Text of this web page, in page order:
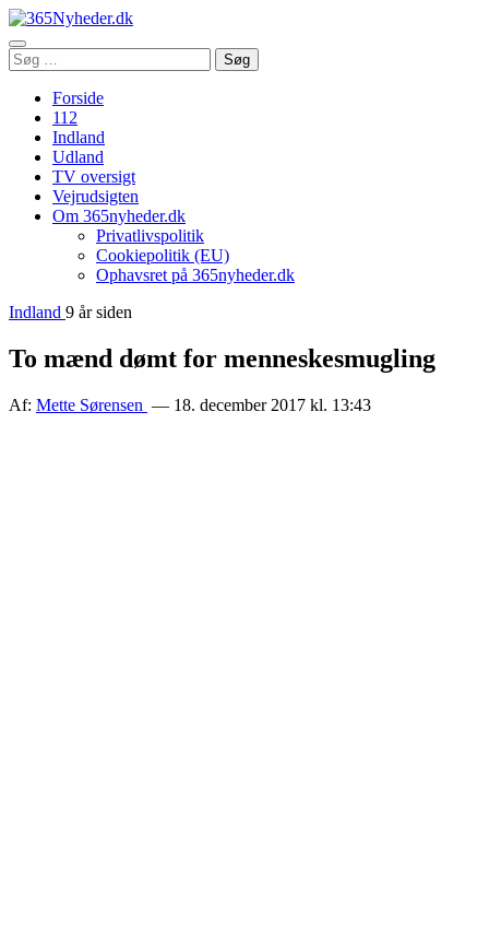
Åbn
menu
Søg
efter:
Søg
Forside
112
Indland
Udland
TV oversigt
Vejrudsigten
Om 365nyheder.dk
Privatlivspolitik
Cookiepolitik (EU)
Ophavsret på 365nyheder.dk
Indland 9 år siden
To mænd dømt for menneskesmugling
Af: Mette Sørensen — 18. december 2017 kl. 13:43